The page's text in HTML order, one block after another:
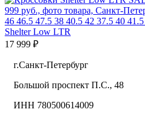
46 46.5 47.5 38 40.5 42 37.5 40 41.5
Shelter Low LTR
17 999 ₽
г.Санкт-Петербург
Большой проспект П.С., 48
ИНН 780500614009